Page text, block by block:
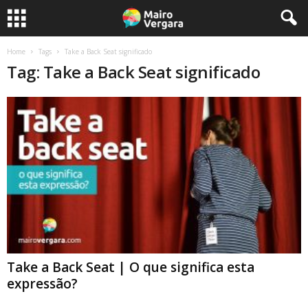
Home Tags Take a Back Seat significado
Tag: Take a Back Seat significado
Take a Back Seat | O que significa esta
expressão?